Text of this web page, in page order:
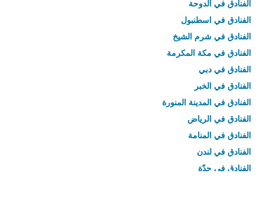
الفنادق في الدوحة
الفنادق في اسطنبول
الفنادق في شرم الشيخ
الفنادق في مكة المكرمة
الفنادق في دبي
الفنادق في الخبر
الفنادق في المدينة المنورة
الفنادق في الرياض
الفنادق في المنامة
الفنادق في لندن
الفنادق في جدّة